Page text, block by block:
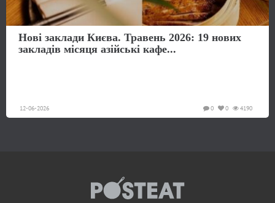
Нові заклади Києва. Травень 2026: 19 нових
закладів місяця азійські кафе...
12-06-2026 4190
0
0